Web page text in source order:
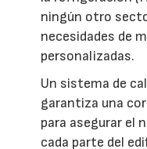
ningún otro
necesidades de
personalizadas.
Un sistema de
garantiza una
para asegurar el
cada parte del